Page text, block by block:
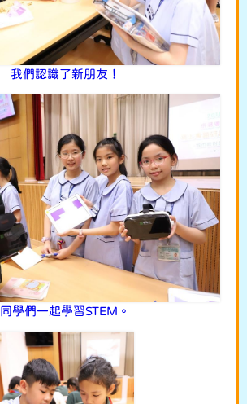
我們認識了新朋友！
同學們一起學習STEM。